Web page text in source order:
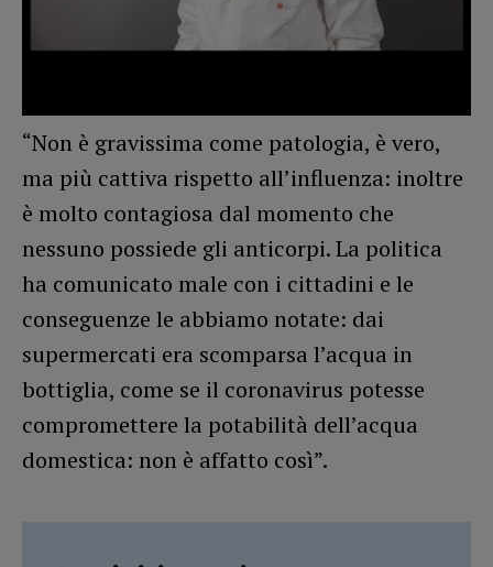
“Non è gravissima come patologia, è vero,
ma più cattiva rispetto all’influenza: inoltre
è molto contagiosa dal momento che
nessuno possiede gli anticorpi. La politica
ha comunicato male con i cittadini e le
conseguenze le abbiamo notate: dai
supermercati era scomparsa l’acqua in
bottiglia, come se il coronavirus potesse
compromettere la potabilità dell’acqua
domestica: non è affatto così”.